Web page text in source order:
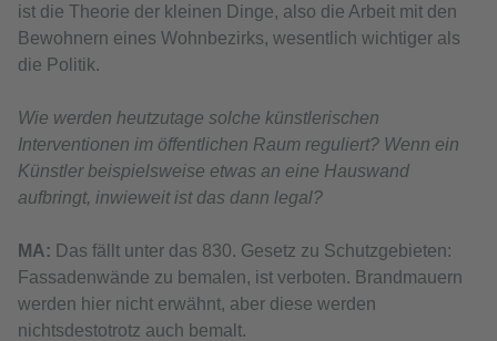
ist die Theorie der kleinen Dinge, also die Arbeit mit den
Bewohnern eines Wohnbezirks, wesentlich wichtiger als
die Politik.
Wie werden heutzutage solche künstlerischen
Interventionen im öffentlichen Raum reguliert? Wenn ein
Künstler beispielsweise etwas an eine Hauswand
aufbringt, inwieweit ist das dann legal?
МА: Das fällt unter das 830. Gesetz zu Schutzgebieten:
Fassadenwände zu bemalen, ist verboten. Brandmauern
werden hier nicht erwähnt, aber diese werden
nichtsdestotrotz auch bemalt.